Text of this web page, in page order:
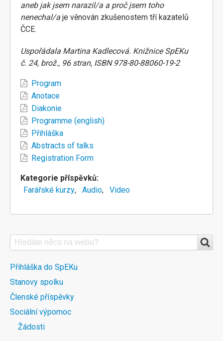
aneb jak jsem narazil/a a proč jsem toho
nenechal/a je věnován zkušenostem tří kazatelů
ČCE.
Uspořádala Martina Kadlecová. Knižnice SpEKu
č. 24, brož., 96 stran, ISBN 978-80-88060-19-2
Program
Anotace
Diakonie
Programme (english)
Přihláška
Abstracts of talks
Registration Form
Kategorie příspěvků
Farářské kurzy
Audio Video
VYHLEDÁVÁNÍ
NA
WEBU
Search
DALŠÍ
MENU
DOBLOKU
Přihláška do SpEKu
Stanovy spolku
Členské příspěvky
Sociální výpomoc
Žádosti